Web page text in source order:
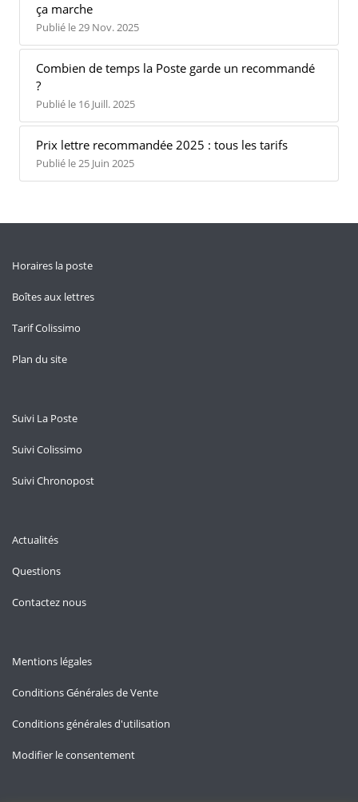
ça marche
Publié le 29 Nov. 2025
Combien de temps la Poste garde un recommandé
?
Publié le 16 Juill. 2025
Prix lettre recommandée 2025 : tous les tarifs
Publié le 25 Juin 2025
Horaires la poste
Boîtes aux lettres
Tarif Colissimo
Plan du site
Suivi La Poste
Suivi Colissimo
Suivi Chronopost
Actualités
Questions
Contactez nous
Mentions légales
Conditions Générales de Vente
Conditions générales d'utilisation
Modifier le consentement